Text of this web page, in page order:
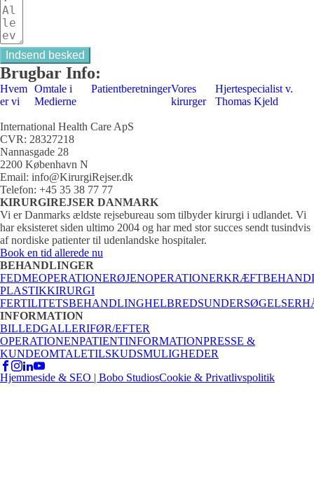
Indsend besked
Brugbar Info:
Hvem
er vi
Omtale i
Medierne
PatientberetningerVores
kirurger
Hjertespecialist v.
Thomas Kjeld
International Health Care ApS
CVR: 28327218
Nannasgade 28
2200 København N
Email: info@KirurgiRejser.dk
Telefon: +45 35 38 77 77
KIRURGIREJSER DANMARK
Vi er Danmarks ældste rejsebureau som tilbyder kirurgi i udlandet. Vi
har eksisteret siden ultimo 2004 og har med stor succes sendt tusindvis
af nordiske patienter til udenlandske hospitaler.
Book en tid allerede nu
BEHANDLINGER
FEDMEOPERATIONERØJENOPERATIONER
PLASTIKKIRURGI
FERTILITETSBEHANDLINGHELBREDSUNDERSØGELSER
INFORMATION
BILLEDGALLERIFØR/EFTER
OPERATIONENPATIENTINFORMATIONPRESSE &
KUNDEOMTALETILSKUDSMULIGHEDER
Hjemmeside & SEO | Bobo StudiosCookie & Privatlivspolitik